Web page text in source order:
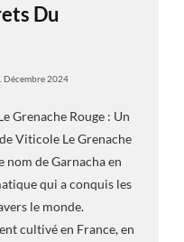
Du
Décembre 2024
Grenache Rouge : Un
Viticole Le Grenache
nom de Garnacha en
qui a conquis les
le monde.
cultivé en France, en